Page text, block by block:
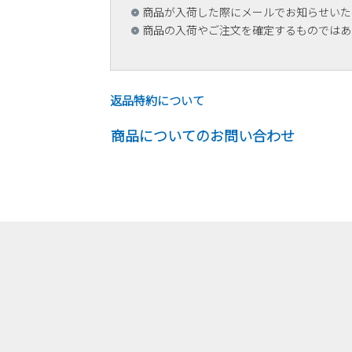
商品が入荷した際にメールでお知らせいた
商品の入荷やご注文を確定するものではあ
返品特約について
商品についてのお問い合わせ